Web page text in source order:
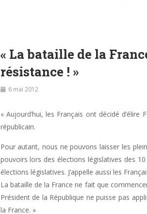
« La bataille de la
résistance ! »
6 mai 2012
« Aujourd’hui, les Français ont décidé
républicain.
Pour autant, nous ne pouvons laisser les
pouvoirs lors des élections législatives des
élections législatives. J’appelle aussi les
La bataille de la France ne fait que
Président de la République ne puisse pas
la France. »